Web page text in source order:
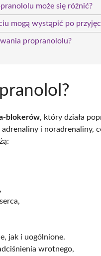
może się różnić?
mogą wystąpić po
propranololu?
blokerów, który działa
adrenaliny i
jak i uogólnione.
wrotnego,